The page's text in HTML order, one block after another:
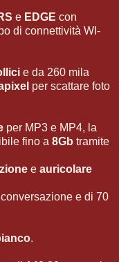
e EDGE con
di connettività WI-
e da 260 mila
per scattare foto
per MP3 e MP4, la
fino a 8Gb tramite
e auricolare
e di 70
.